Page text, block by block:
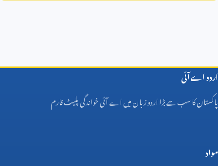
اردو اے آئی
پاکستان کا سب سے بڑا اردو زبان میں اے آئی خواندگی پلیٹ فارم
مواد